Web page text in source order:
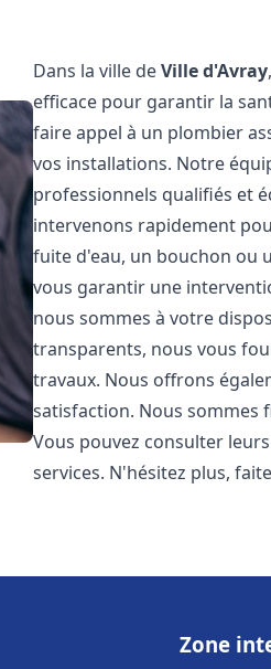
Dans la ville deVille d'Avray
efficace pour garantir la
faire appel à un plombier
vos installations. Notre
professionnels qualifiés et
intervenons rapidement
fuite d'eau, un bouchon ou
vous garantir une
nous sommes à votre
transparents, nous vous
travaux. Nous offrons
satisfaction. Nous sommes
Vous pouvez consulter
services. N'hésitez plus,
Zone